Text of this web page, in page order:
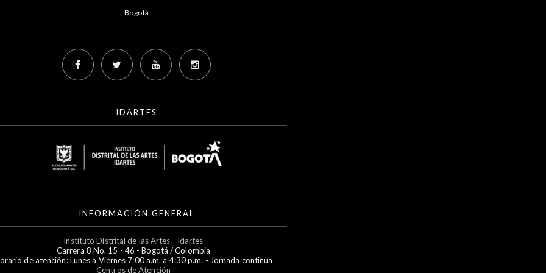
Bogotá
IDARTES
INFORMACIÓN GENERAL
Instituto Distrital de las Artes - Idartes
Carrera 8 No. 15 - 46 - Bogotá / Colombia
de atención: Lunes a Viernes 7:00 a.m. a 4:30 p.m. - Jornada continua
Centros de Atención